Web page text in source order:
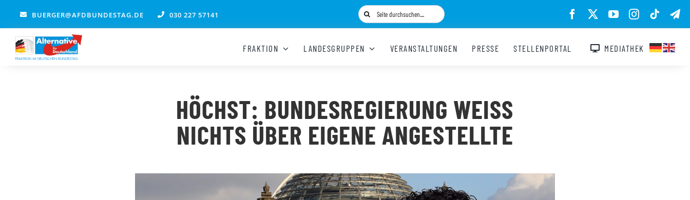
springen
BUERGER@AFDBUNDESTAG.DE 030 227 57141
Suche
nach:
FRAKTION LANDESGRUPPEN VERANSTALTUNGEN PRESSE STELLENPORTAL MEDIATHEK
HÖCHST: BUNDESREGIERUNG WEISS N
ICHTS ÜBER EIGENE ANGESTELLTE